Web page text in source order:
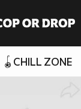
🪀CHILL ZONE